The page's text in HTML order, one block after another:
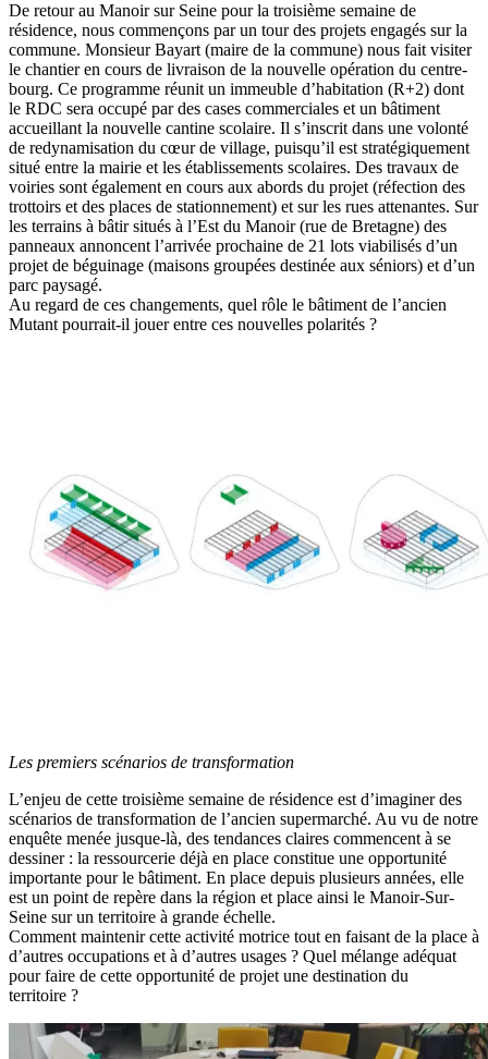
De retour au Manoir sur Seine pour la troisième semaine de
résidence, nous commençons par un tour des projets engagés sur la
commune. Monsieur Bayart (maire de la commune) nous fait visiter
le chantier en cours de livraison de la nouvelle opération du centre-
bourg. Ce programme réunit un immeuble d’habitation (R+2) dont
le RDC sera occupé par des cases commerciales et un bâtiment
accueillant la nouvelle cantine scolaire. Il s’inscrit dans une volonté
de redynamisation du cœur de village, puisqu’il est stratégiquement
situé entre la mairie et les établissements scolaires. Des travaux de
voiries sont également en cours aux abords du projet (réfection des
trottoirs et des places de stationnement) et sur les rues attenantes. Sur
les terrains à bâtir situés à l’Est du Manoir (rue de Bretagne) des
panneaux annoncent l’arrivée prochaine de 21 lots viabilisés d’un
projet de béguinage (maisons groupées destinée aux séniors) et d’un
parc paysagé.
Au regard de ces changements, quel rôle le bâtiment de l’ancien
Mutant pourrait-il jouer entre ces nouvelles polarités ?
Les premiers scénarios de transformation
L’enjeu de cette troisième semaine de résidence est d’imaginer des
scénarios de transformation de l’ancien supermarché. Au vu de notre
enquête menée jusque-là, des tendances claires commencent à se
dessiner : la ressourcerie déjà en place constitue une opportunité
importante pour le bâtiment. En place depuis plusieurs années, elle
est un point de repère dans la région et place ainsi le Manoir-Sur-
Seine sur un territoire à grande échelle.
Comment maintenir cette activité motrice tout en faisant de la place à
d’autres occupations et à d’autres usages ? Quel mélange adéquat
pour faire de cette opportunité de projet une destination du
territoire ?